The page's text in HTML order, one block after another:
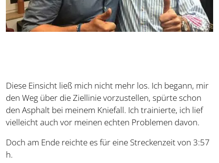
Diese Einsicht ließ mich nicht mehr los. Ich begann, mir
den Weg über die Ziellinie vorzustellen, spürte schon
den Asphalt bei meinem Kniefall. Ich trainierte, ich lief
vielleicht auch vor meinen echten Problemen davon.
Doch am Ende reichte es für eine Streckenzeit von 3:57
h.